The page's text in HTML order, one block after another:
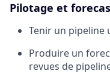
Pilotage et
Tenir un pipeline
Produire un
revues de